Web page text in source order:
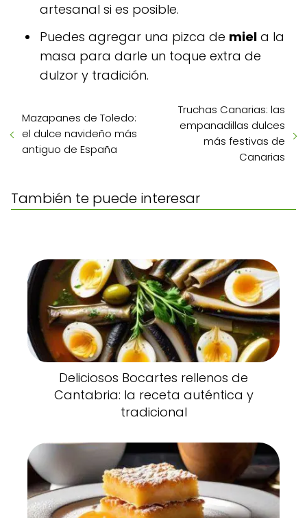
artesanal si es posible.
Puedes agregar una pizca de miel a la
masa para darle un toque extra de
dulzor y tradición.
Mazapanes de Toledo:
el dulce navideño más
antiguo de España
Truchas Canarias: las
empanadillas dulces
más festivas de
Canarias
También te puede interesar
Deliciosos Bocartes rellenos de
Cantabria: la receta auténtica y
tradicional